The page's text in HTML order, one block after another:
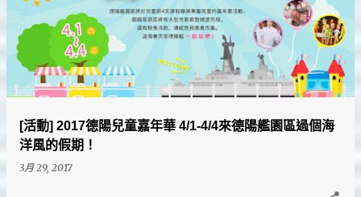
[活動] 2017德陽兒童嘉年華 4/1-4/4來德陽艦園區過個海
洋風的假期！
3月 29, 2017